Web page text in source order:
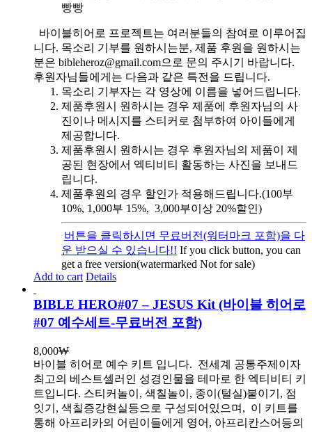
빵빵
바이블히어로 프로젝트는 여러분들의 참여로 이루어집
니다. 목소리 기부를 원하시는분, 제품 후원을 원하시는
분은 bibleheroz@gmail.com으로 문의 주시기 바랍니다.
후원자님들에게는 다음과 같은 특전을 드립니다.
목소리 기부자는 각 영상에 이름을 넣어드립니다.
제품후원시 원하시는 경우 제품에 후원자님의 사
진이나 메시지를 스티커로 첨부하여 아이들에게
제공합니다.
제품후원시 원하시는 경우 후원자님의 제품이 제
공된 현장에서 엑티비티 활동하는 사진을 보내드
립니다.
제품후원의 경우 할인가 적용해드립니다.(100부
10%, 1,000부 15%, 3,000부이상 20%할인)
버튼을 클릭하시면 무료버전(워터마크 포함)을 다
운 받으실 수 있습니다!! If you click button, you can
get a free version(watermarked Not for sale)
Add to cart Details
BIBLE HERO#07 – JESUS Kit (바이블 히어로
#07 예수세트-무료버전 포함)
8,000₩
바이블 히어로 예수 키트 입니다. 전세계 공통주제이자
최고의 베스트셀러인 성경인물을 테마로 한 엑티비티 키
트입니다. 스티커놀이, 색칠놀이, 종이(털실)붙이기, 점
잇기, 색칠증강현실등으로 구성되어있으며, 이 키트를
통해 아프리카의 어린이들에게 영어, 아프리칸스어등의